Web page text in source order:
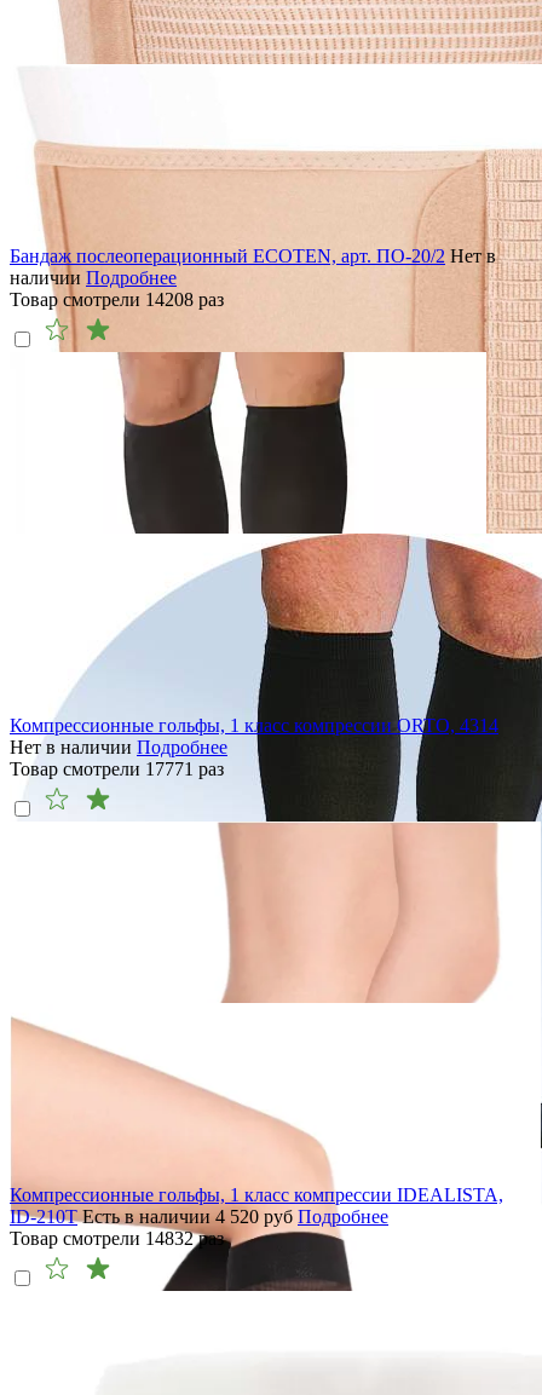
Бандаж послеоперационный ECOTEN, арт. ПО-20/2 Нет в
наличии Подробнее
Товар смотрели 14208 раз
Компрессионные гольфы, 1 класс компрессии ORTO, 4314
Нет в наличии Подробнее
Товар смотрели 17771 раз
Компрессионные гольфы, 1 класс компрессии IDEALISTA,
ID-210T Есть в наличии 4 520 руб Подробнее
Товар смотрели 14832раз